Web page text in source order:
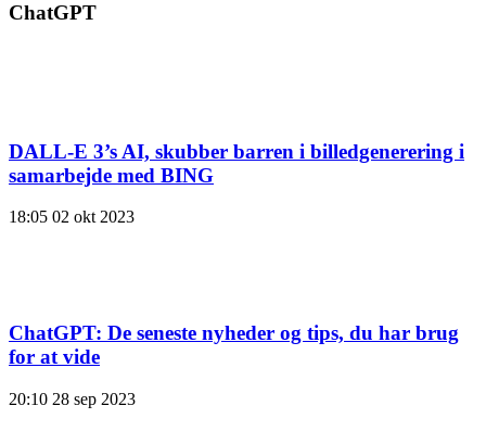
ChatGPT
DALL-E 3’s AI, skubber barren i billedgenerering i
samarbejde med BING
18:05 02 okt 2023
ChatGPT: De seneste nyheder og tips, du har brug
for at vide
20:10 28 sep 2023